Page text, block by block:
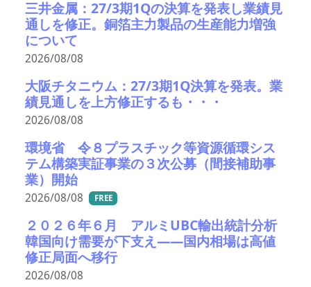
三井金属：27/3期1Qの決算を発表し業績見
通しを修正。銅箔主力製品の生産能力増強
について
2026/08/08
大阪チタニウム：27/3期1Q決算を発表。業
績見通しを上方修正するも・・・
2026/08/08
環境省 令８プラスチック等資源循環シス
テム構築実証事業の３次公募（間接補助事
業）開始
2026/08/08 FREE
２０２６年６月 アルミUBC輸出統計分析
韓国向け需要が下支え――国内相場は高値
修正局面へ移行
2026/08/08